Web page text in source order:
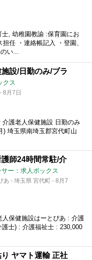
士, 幼稚園教諭 :保育園にお
任 ・連絡帳記入 ・登園、
い...
設/日勤のみ/ブラ
クス
8月7日
介護老人保健施設 日勤のみ
) 埼玉県南埼玉郡宮代町山
師24時間常駐/介
サー：求人ボックス
あ - 埼玉県 宮代町 - 8月7
人保健施設はーとぴあ : 介護
士) : 介護福祉士 : 230,000
ヤマト運輸 正社